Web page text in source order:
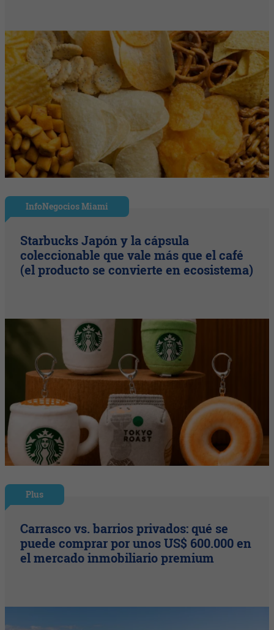
InfoNegocios Miami
Starbucks Japón y la cápsula
coleccionable que vale más que el café
(el producto se convierte en ecosistema)
Plus
Carrasco vs. barrios privados: qué se
puede comprar por unos US$ 600.000 en
el mercado inmobiliario premium